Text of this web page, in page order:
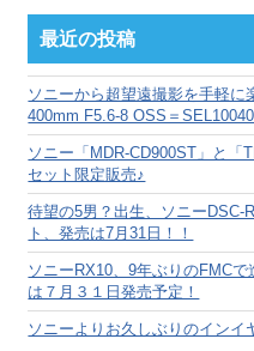
ー
カ
ブ
最近の投稿
ソニーから超望遠撮影を手軽
400mm F5.6-8 OSS＝
ソニー「MDR-CD900ST」と
セット限定販売♪
待望の5男？出生、ソニーDSC-
ト、発売は7月31日！！
ソニーRX10、9年ぶりのFMC
は７月３１日発売予定！
ソニーよりお久しぶりのインイ